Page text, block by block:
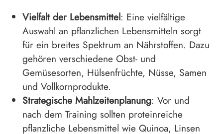
Vielfalt der Lebensmittel: Eine vielfältige
Auswahl an pflanzlichen Lebensmitteln sorgt
für ein breites Spektrum an Nährstoffen. Dazu
gehören verschiedene Obst- und
Gemüsesorten, Hülsenfrüchte, Nüsse, Samen
und Vollkornprodukte.
Strategische Mahlzeitenplanung: Vor und
nach dem Training sollten proteinreiche
pflanzliche Lebensmittel wie Quinoa, Linsen